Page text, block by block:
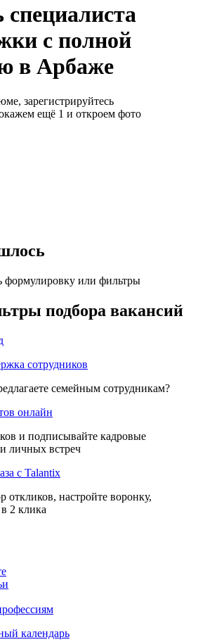
специалиста
с полной
в Арбаже
зарегистрируйтесь
ещё 1 и откроем фото
формулировку или фильтры
подбора вакансий
сотрудников
семейным сотрудникам?
онлайн
и подписывайте кадровые
личных встреч
с Talantix
откликов, настройте воронку,
2 клика
календарь